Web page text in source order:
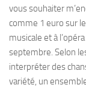
vous souhaiter
comme 1 euro sur
musicale et à
septembre. Selon
interpréter des
variété, un